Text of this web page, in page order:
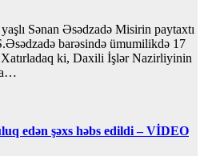
Sənan Əsədzadə Misirin paytaxtı
barəsində ümumilikdə 17
Xatırladaq ki, Daxili İşlər Nazirliyinin
edən şəxs həbs edildi – VİDEO